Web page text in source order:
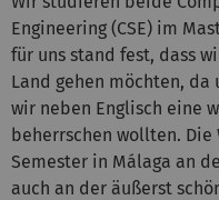
Engineering (CSE) im
für uns stand fest, dass
Land gehen möchten,
wir neben Englisch eine
beherrschen wollten. Die
Semester in Málaga an
auch an der äußerst